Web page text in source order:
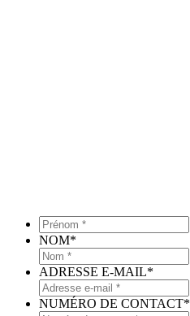
Prénom
**
NOM*
ADRESSE E-MAIL*
NUMÉRO DE CONTACT*